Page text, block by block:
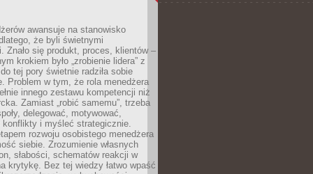
awansuje na stanowisko
że byli świetnymi
Znało się produkt, proces, klientów –
krokiem było „zrobienie lidera” z
tej pory świetnie radziła sobie
Problem w tym, że rola menedżera
innego zestawu kompetencji niż
Zamiast „robić samemu”, trzeba
delegować, motywować,
konflikty i myśleć strategicznie.
rozwoju osobistego menedżera
siebie. Zrozumienie własnych
słabości, schematów reakcji w
krytykę. Bez tej wiedzy łatwo wpaść